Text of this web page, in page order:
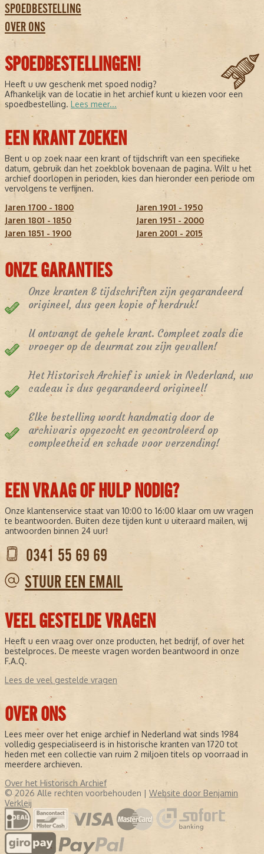
SPOEDBESTELLING
OVER ONS
SPOEDBESTELLINGEN!
Heeft u uw geschenk met spoed nodig?
Afhankelijk van de locatie in het archief kunt u kiezen voor een
spoedbestelling. Lees meer...
EEN KRANT ZOEKEN
Bent u op zoek naar een krant of tijdschrift van een specifieke
datum, gebruik dan het zoekblok bovenaan de pagina. Wilt u het
archief doorlopen in perioden, kies dan hieronder een periode om
vervolgens te verfijnen.
Jaren 1700 - 1800
Jaren 1801 - 1850
Jaren 1851 - 1900
Jaren 1901 - 1950
Jaren 1951 - 2000
Jaren 2001 - 2015
ONZE GARANTIES
Onze kranten & tijdschriften zijn gegarandeerd
origineel, dus geen kopie of herdruk!
U ontvangt de gehele krant. Compleet zoals die
vroeger op de deurmat zou zijn gevallen!
Het Historisch Archief is uniek in Nederland, uw
cadeau is dus gegarandeerd origineel!
Elke bestelling wordt handmatig door de
archivaris opgezocht en gecontroleerd op
compleetheid en schade voor verzending!
EEN VRAAG OF HULP NODIG?
Onze klantenservice staat van 10:00 to 16:00 klaar om uw vragen
te beantwoorden. Buiten deze tijden kunt u uiteraard mailen, wij
antwoorden binnen 24 uur!
0341 55 69 69
STUUR EEN EMAIL
VEEL GESTELDE VRAGEN
Heeft u een vraag over onze producten, het bedrijf, of over het
bestelproces. De meeste vragen worden beantwoord in onze
F.A.Q.
Lees de veel gestelde vragen
OVER ONS
Lees meer over het enige archief in Nederland wat sinds 1984
volledig gespecialiseerd is in historische kranten van 1720 tot
heden met een collectie van ruim 2 miljoen titels op voorraad in
meerdere archieven.
Over het Historisch Archief
© 2026 Alle rechten voorbehouden | Website door Benjamin
Verkleij